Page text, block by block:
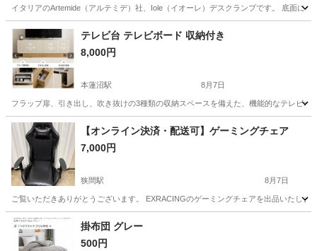
イタリアのArtemide（アルテミデ）社、Iole（イオーレ）デスクランプです。 底面に
東京 渋谷区 照明器具 Artemide
テレビ台 テレビボード 収納付き
8,000円
本蓮沼駅 8月7日
フラップ扉、引き出し、吹き抜けの3種類の収納スペースを備えた、機能的なテレビ
東京 板橋区 本蓮沼駅 収納家具
【オンライン決済・配送可】ゲーミングチェア
7,000円
狭間駅 8月7日
ご覧いただきありがとうございます。 EXRACINGのゲーミングチェアを出品いたし
東京 八王子市 狭間駅
掛布団 グレー
500円